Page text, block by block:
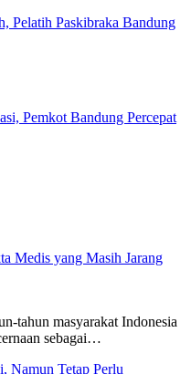
Pelatih Paskibraka Bandung
Pemkot Bandung Percepat
Medis yang Masih Jarang
tahun masyarakat Indonesia
sebagai…
Namun Tetap Perlu